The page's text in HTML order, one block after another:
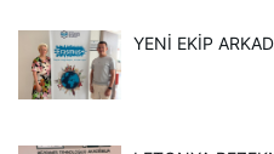
YENİ EKİP